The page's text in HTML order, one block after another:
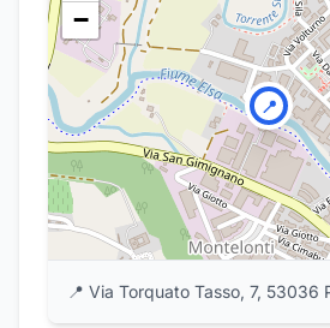
📍
−
📍 Via Torquato Tasso, 7, 53036